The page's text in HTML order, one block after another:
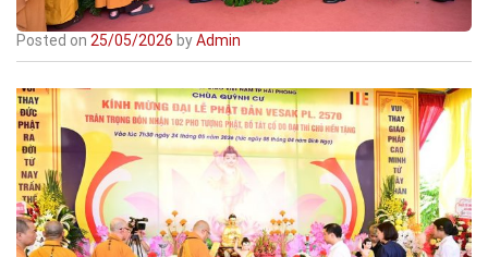
Posted on 25/05/2026 byAdmin